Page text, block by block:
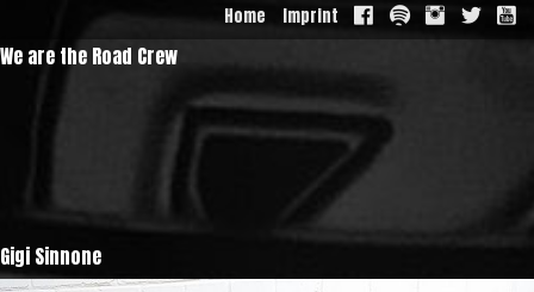
Home Imprint
We are the Road Crew
Gigi Sinnone